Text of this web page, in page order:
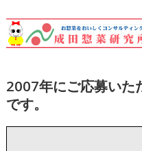
2007年にご応募いた
です。